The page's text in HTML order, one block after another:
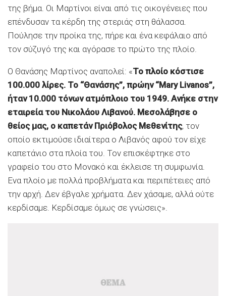
της βήμα. Οι Μαρτίνοι είναι από τις οικογένειες που
επένδυσαν τα κέρδη της στεριάς στη θάλασσα.
Πούλησε την προίκα της, πήρε και ένα κεφάλαιο από
τον σύζυγό της και αγόρασε το πρώτο της πλοίο.
Ο Θανάσης Μαρτίνος αναπολεί: «Το πλοίο κόστισε
100.000 λίρες. Το “Θανάσης”, πρώην “Mary Livanos”,
ήταν 10.000 τόνων ατμόπλοιο του 1949. Ανήκε στην
εταιρεία του Νικολάου Λιβανού. Μεσολάβησε ο
θείος μας, ο καπετάν Πριόβολος Μεθενίτης, τον
οποίο εκτιμούσε ιδιαίτερα ο Λιβανός αφού τον είχε
καπετάνιο στα πλοία του. Τον επισκέφτηκε στο
γραφείο του στο Μονακό και έκλεισε τη συμφωνία.
Ενα πλοίο με πολλά προβλήματα και περιπέτειες από
την αρχή. Δεν έβγαλε χρήματα. Δεν χάσαμε, αλλά ούτε
κερδίσαμε. Κερδίσαμε όμως σε γνώσεις».